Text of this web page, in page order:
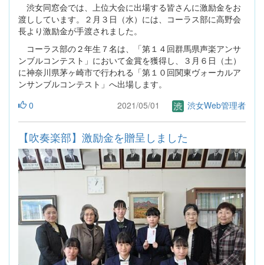
渋女同窓会では、上位大会に出場する皆さんに激励金をお
渡ししています。２月３日（水）には、コーラス部に高野会
長より激励金が手渡されました。
コーラス部の２年生７名は、「第１４回群馬県声楽アンサ
ンブルコンテスト」において金賞を獲得し、３月６日（土）
に神奈川県茅ヶ崎市で行われる「第１０回関東ヴォーカルア
ンサンブルコンテスト」へ出場します。
0
2021/05/01 渋女Web管理者
【吹奏楽部】激励金を贈呈しました